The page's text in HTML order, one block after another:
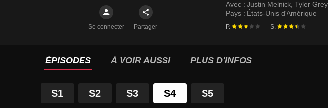
Se connecter Partager
Avec : Justin Melnick Tyler Grey
Pays : États-Unis d'Amérique
P. S.
ÉPISODES À VOIR AUSSI PLUS D'INFOS
S1 S2 S3 S4 S5